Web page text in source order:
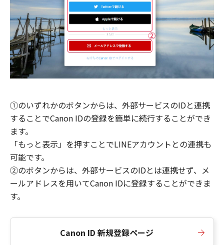
①のいずれかのボタンからは、外部サービスのIDと連携
することでCanon IDの登録を簡単に続行することができ
ます。
「もっと表示」を押すことでLINEアカウントとの連携も
可能です。
②のボタンからは、外部サービスのIDとは連携せず、メ
ールアドレスを用いてCanon IDに登録することができま
す。
Canon ID 新規登録ページ